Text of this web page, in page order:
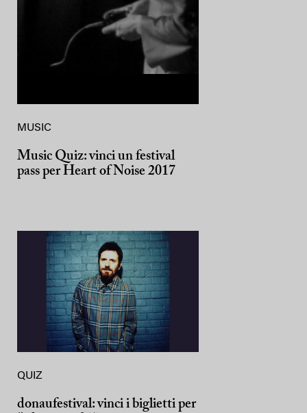
MUSIC
Music Quiz: vinci un festival
pass per Heart of Noise 2017
QUIZ
donaufestival: vinci i biglietti per